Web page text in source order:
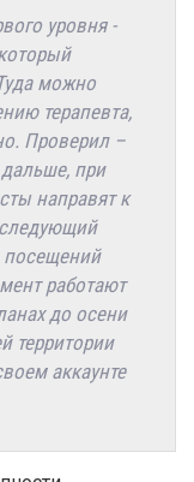
уровня -
можно
терапевта,
Проверил –
при
направят к
посещений
работают
до осени
территории
аккаунте